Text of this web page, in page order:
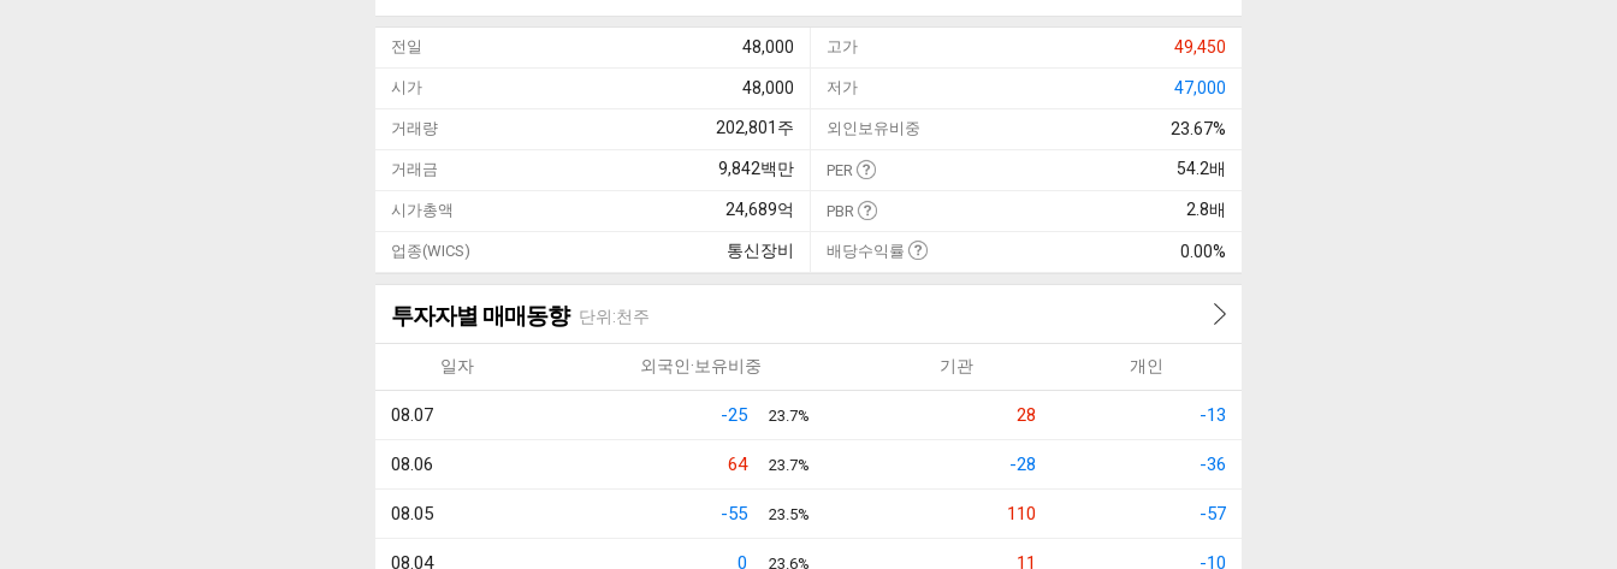
전일 48,000 고가 49,450
시가 48,000 저가 47,000
거래량 202,801 주 외인보유비중 23.67%
거래금 9,842백만 PER 54.2배
시가총액 24,689억 PBR 2.8배
업종(WICS) 통신장비 배당수익률 0.00%
투자자별 매매동향 단위:천주
일자 외국인·보유비중 기관 개인
08.07 -25 23.7% 28 -13
08.06 64 23.7% -28 -36
08.05 -55 23.5% 110 -57
08.04 0 23.6% 11 -10